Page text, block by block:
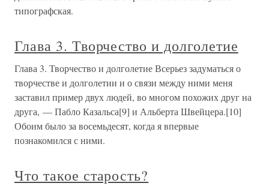
типографская.
Глава 3. Творчество и долголетие
Глава 3. Творчество и долголетие Всерьез задуматься о
творчестве и долголетии и о связи между ними меня
заставил пример двух людей, во многом похожих друг на
друга, — Пабло Казальса[9] и Альберта Швейцера.[10]
Обоим было за восемьдесят, когда я впервые
познакомился с ними.
Что такое старость?